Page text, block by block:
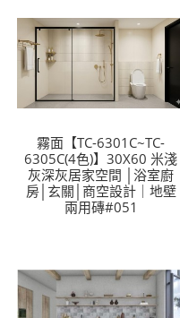
霧面【TC-6301C~TC-
6305C(4色)】30X60 米淺
灰深灰居家空間 │浴室廚
房│玄關│商空設計｜地壁
兩用磚#051